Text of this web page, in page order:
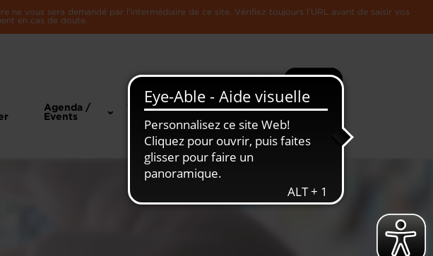
vous sera demandé par l'intermédiaire de ce site. Vérifiez toujours l'URL avant de saisir vos
en cas de doute.
Recherche Plus
Agenda /
Events
Toute
L'Economie